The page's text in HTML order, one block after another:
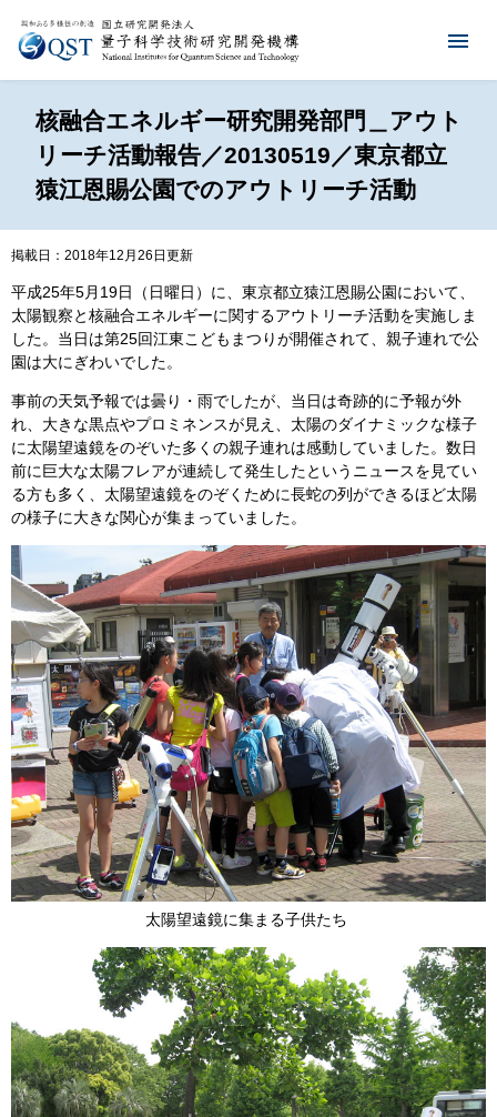
核融合エネルギー研究開発部門＿アウト
リーチ活動報告／20130519／東京都立
猿江恩賜公園でのアウトリーチ活動
掲載日：2018年12月26日更新
平成25年5月19日（日曜日）に、東京都立猿江恩賜公園において、
太陽観察と核融合エネルギーに関するアウトリーチ活動を実施しま
した。当日は第25回江東こどもまつりが開催されて、親子連れで公
園は大にぎわいでした。
事前の天気予報では曇り・雨でしたが、当日は奇跡的に予報が外
れ、大きな黒点やプロミネンスが見え、太陽のダイナミックな様子
に太陽望遠鏡をのぞいた多くの親子連れは感動していました。数日
前に巨大な太陽フレアが連続して発生したというニュースを見てい
る方も多く、太陽望遠鏡をのぞくために長蛇の列ができるほど太陽
の様子に大きな関心が集まっていました。
太陽望遠鏡に集まる子供たち